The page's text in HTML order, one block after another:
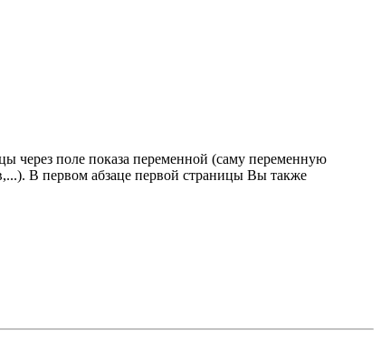
через поле показа переменной (саму переменную
В первом абзаце первой страницы Вы также